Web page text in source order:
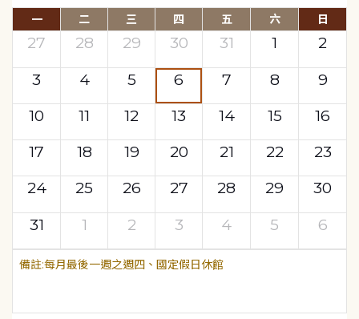
一 二 三 四 五 六 日
27 28 29 30 31 1
2
3
4 5 6 7 8
9
10
11 12 13 14 15
16
17
18 19 20 21 22
23
24
25 26 27 28 29
30
31
1 2 3 4 5 6
每月最後一週之週四、國定假日休館